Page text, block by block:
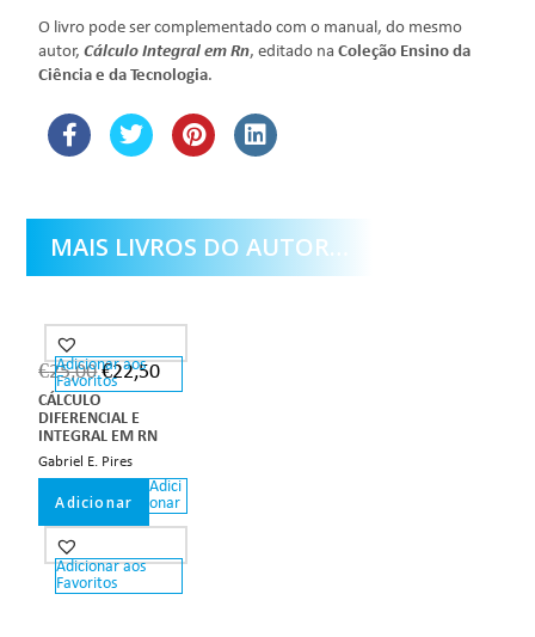
O livro pode ser complementado com o manual, do mesmo
autor,Cálculo Integral em Rn, editado naColeção Ensino da
Ciência e da Tecnologia.
MAIS LIVROS DO AUTOR…
Adicionar aos
Favoritos
€25,00 €22,50
CÁLCULO
DIFERENCIAL E
INTEGRAL EM RN
Gabriel E. Pires
Adicionar
Adici
onar
Adicionar aos
Favoritos